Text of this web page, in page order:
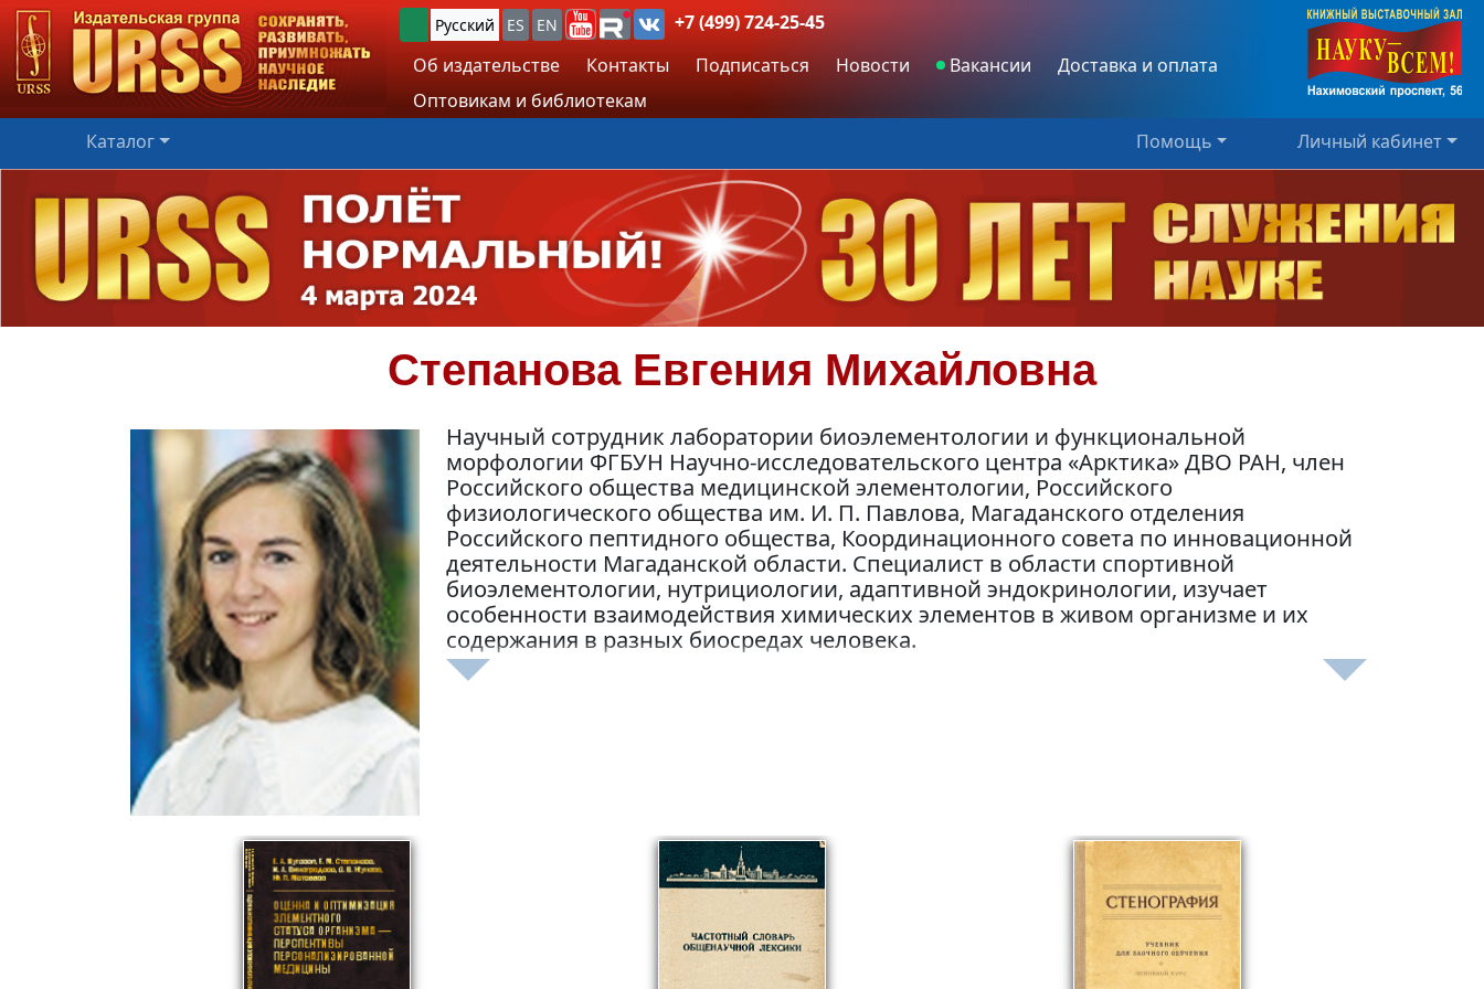
Русский ES EN
+7 (499) 724-25-45
Об издательстве
Контакты Подписаться Новости Вакансии
Доставка и оплата
Оптовикам и библиотекам
Каталог
Помощь Личный кабинет
Степанова Евгения Михайловна
Научный сотрудник лаборатории биоэлементологии и функциональной
морфологии ФГБУН Научно-исследовательского центра «Арктика» ДВО РАН, член
Российского общества медицинской элементологии, Российского
физиологического общества им. И. П. Павлова, Магаданского отделения
Российского пептидного общества, Координационного совета по инновационной
деятельности Магаданской области. Специалист в области спортивной
биоэлементологии, нутрициологии, адаптивной эндокринологии, изучает
особенности взаимодействия химических элементов в живом организме и их
содержания в разных биосредах человека.